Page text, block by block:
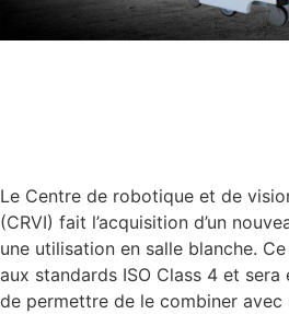
Le Centre de robotique et de
(CRVI) fait l’acquisition d’un
une utilisation en salle blanche.
aux standards ISO Class 4 et
de permettre de le combiner